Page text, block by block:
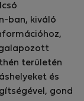
ban, kiváló
területén
és
gond